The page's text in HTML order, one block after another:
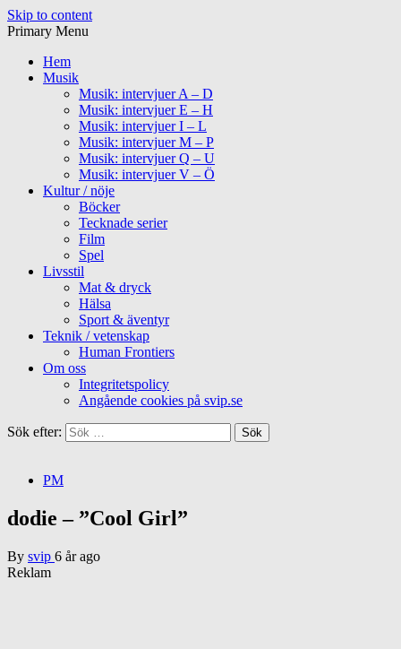
Skip to content
Primary Menu
Hem
Musik
Musik: intervjuer A – D
Musik: intervjuer E – H
Musik: intervjuer I – L
Musik: intervjuer M – P
Musik: intervjuer Q – U
Musik: intervjuer V – Ö
Kultur / nöje
Böcker
Tecknade serier
Film
Spel
Livsstil
Mat & dryck
Hälsa
Sport & äventyr
Teknik / vetenskap
Human Frontiers
Om oss
Integritetspolicy
Angående cookies på svip.se
Sök efter:
PM
dodie – ”Cool Girl”
By svip 6 år ago
Reklam